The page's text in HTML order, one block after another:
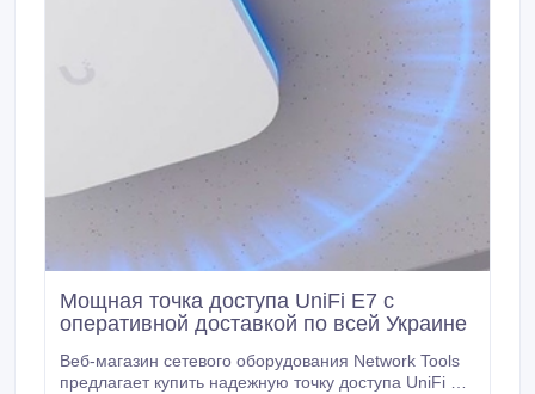
Мощная точка доступа UniFi E7 с
оперативной доставкой по всей Украине
Веб-магазин сетевого оборудования Network Tools
предлагает купить надежную точку доступа UniFi E7